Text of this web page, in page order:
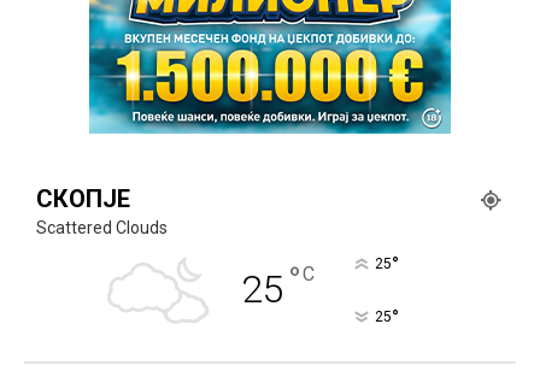
СКОПЈЕ
Scattered Clouds
25 °C 25°
25°